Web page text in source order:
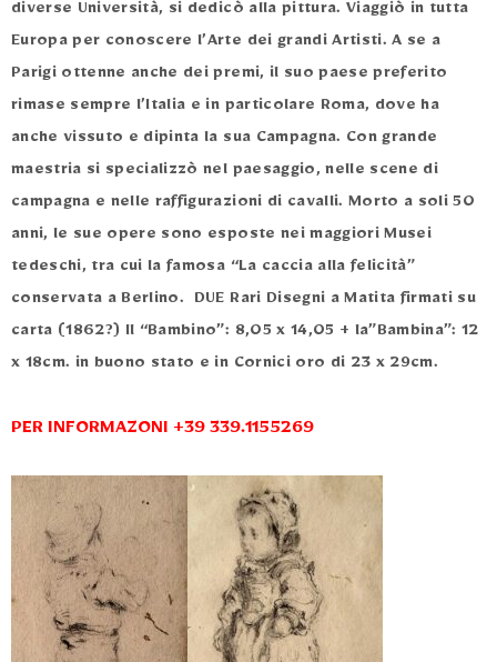
diverse Università, si dedicò alla pittura. Viaggiò in tutta
Europa per conoscere l’Arte dei grandi Artisti. A se a
Parigi ottenne anche dei premi, il suo paese preferito
rimase sempre l’Italia e in particolare Roma, dove ha
anche vissuto e dipinta la sua Campagna. Con grande
maestria si specializzò nel paesaggio, nelle scene di
campagna e nelle raffigurazioni di cavalli. Morto a soli 50
anni, le sue opere sono esposte nei maggiori Musei
tedeschi, tra cui la famosa “La caccia alla felicità”
conservata a Berlino. DUE Rari Disegni a Matita firmati su
carta (1862?) Il “Bambino”: 8,05 x 14,05 + la”Bambina”: 12
x 18cm. in buono stato e in Cornici oro di 23 x 29cm.
PER INFORMAZONI +39 339.1155269